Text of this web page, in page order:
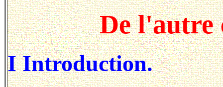
De l'autre
I Introduction.